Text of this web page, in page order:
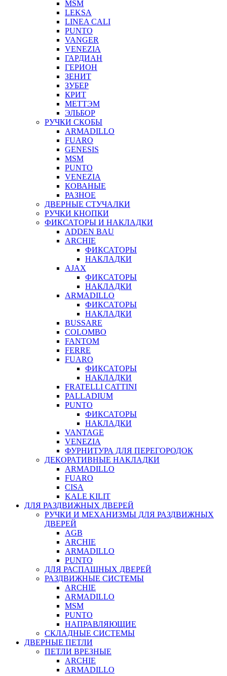
MSM
LEKSA
LINEA CALI
PUNTO
VANGER
VENEZIA
ГАРДИАН
ГЕРИОН
ЗЕНИТ
ЗУБЕР
КРИТ
МЕТТЭМ
ЭЛЬБОР
РУЧКИ СКОБЫ
ARMADILLO
FUARO
GENESIS
MSM
PUNTO
VENEZIA
КОВАНЫЕ
РАЗНОЕ
ДВЕРНЫЕ СТУЧАЛКИ
РУЧКИ КНОПКИ
ФИКСАТОРЫ И НАКЛАДКИ
ADDEN BAU
ARCHIE
ФИКСАТОРЫ
НАКЛАДКИ
AJAX
ФИКСАТОРЫ
НАКЛАДКИ
ARMADILLO
ФИКСАТОРЫ
НАКЛАДКИ
BUSSARE
COLOMBO
FANTOM
FERRE
FUARO
ФИКСАТОРЫ
НАКЛАДКИ
FRATELLI CATTINI
PALLADIUM
PUNTO
ФИКСАТОРЫ
НАКЛАДКИ
VANTAGE
VENEZIA
ФУРНИТУРА ДЛЯ ПЕРЕГОРОДОК
ДЕКОРАТИВНЫЕ НАКЛАДКИ
ARMADILLO
FUARO
CISA
KALE KILIT
ДЛЯ РАЗДВИЖНЫХ ДВЕРЕЙ
РУЧКИ И МЕХАНИЗМЫ ДЛЯ РАЗДВИЖНЫХ
ДВЕРЕЙ
AGB
ARCHIE
ARMADILLO
PUNTO
ДЛЯ РАСПАШНЫХ ДВЕРЕЙ
РАЗДВИЖНЫЕ СИСТЕМЫ
ARCHIE
ARMADILLO
MSM
PUNTO
НАПРАВЛЯЮЩИЕ
СКЛАДНЫЕ СИСТЕМЫ
ДВЕРНЫЕ ПЕТЛИ
ПЕТЛИ ВРЕЗНЫЕ
ARCHIE
ARMADILLO